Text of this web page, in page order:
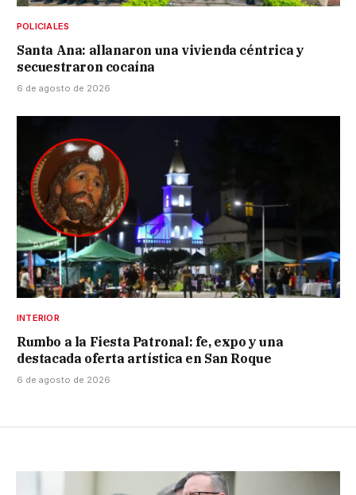
POLICIALES
Santa Ana: allanaron una vivienda céntrica y
secuestraron cocaína
6 de agosto de 2026
INTERIOR
Rumbo a la Fiesta Patronal: fe, expo y una
destacada oferta artística en San Roque
6 de agosto de 2026